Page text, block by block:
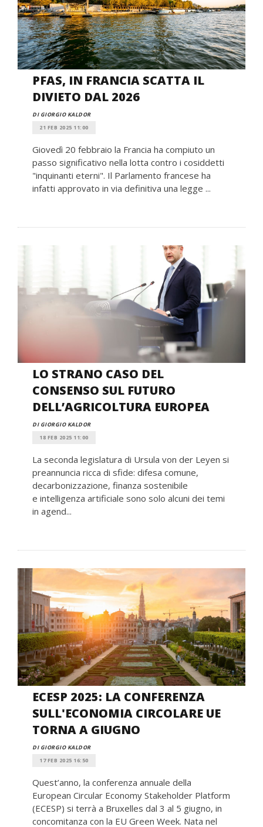
PFAS, IN FRANCIA SCATTA IL
DIVIETO DAL 2026
DI GIORGIO KALDOR
21 FEB 2025 11:00
Giovedì 20 febbraio la Francia ha compiuto un
passo significativo nella lotta contro i cosiddetti
"inquinanti eterni". Il Parlamento francese ha
infatti approvato in via definitiva una legge ...
LO STRANO CASO DEL
CONSENSO SUL FUTURO
DELL’AGRICOLTURA EUROPEA
DI GIORGIO KALDOR
18 FEB 2025 11:00
La seconda legislatura di Ursula von der Leyen si
preannuncia ricca di sfide: difesa comune,
decarbonizzazione, finanza sostenibile
e intelligenza artificiale sono solo alcuni dei temi
in agend...
ECESP 2025: LA CONFERENZA
SULL'ECONOMIA CIRCOLARE UE
TORNA A GIUGNO
DI GIORGIO KALDOR
17 FEB 2025 16:50
Quest’anno, la conferenza annuale della
European Circular Economy Stakeholder Platform
(ECESP) si terrà a Bruxelles dal 3 al 5 giugno, in
concomitanza con la EU Green Week. Nata nel